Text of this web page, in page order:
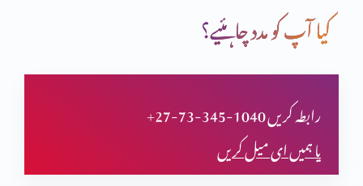
کیا مضامین بھی سائنس کی تائیدکرتے ہیں؟(حصہ پنجم)
کیا مضامین بھی سائنس کی تائیدکرتے ہیں؟(حصہ چہارم)
کیا آپ کو مدد چاہئیے؟
+27-73-345-1040 رابطہ کریں
یا ہمیں ای میل کریں